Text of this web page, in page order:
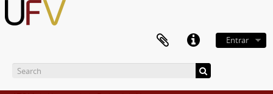
Entrar